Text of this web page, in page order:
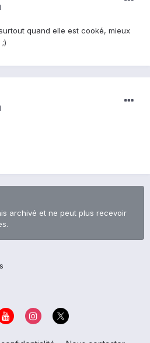
quand elle est cooké, mieux
archivé et ne peut plus recevoir